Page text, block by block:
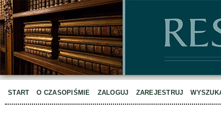
START O CZASOPIŚMIE ZALOGUJ ZAREJESTRUJ